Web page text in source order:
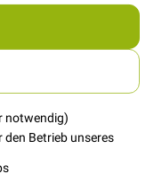
notwendig)
den Betrieb unseres